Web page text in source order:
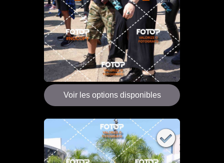
Voir les options disponibles